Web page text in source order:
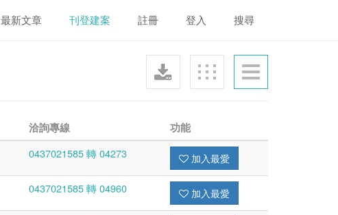
最新文章 刊登建案 註冊 登入 搜尋
洽詢專線 功能
0437021585 轉 04273 加入最愛
0437021585 轉 04960 加入最愛